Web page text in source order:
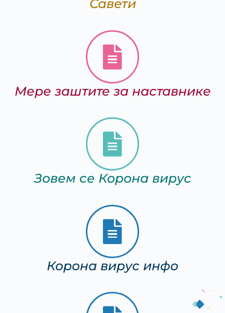
Савети
Мере заштите за наставнике
Зовем се Корона вирус
Корона вирус инфо